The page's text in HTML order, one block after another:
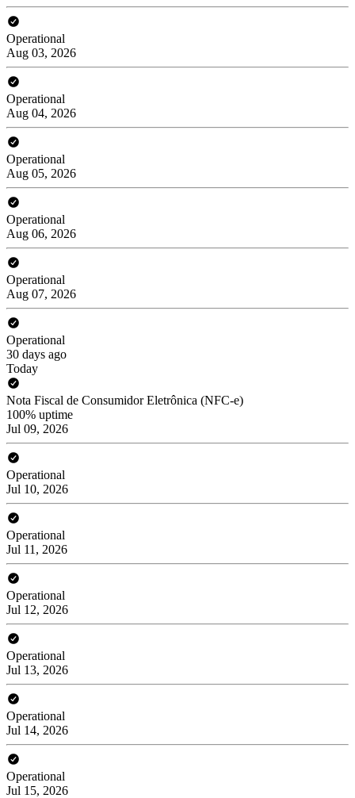
Operational
Aug 03, 2026
Operational
Aug 04, 2026
Operational
Aug 05, 2026
Operational
Aug 06, 2026
Operational
Aug 07, 2026
Operational
30 days ago
Today
Nota Fiscal de Consumidor Eletrônica (NFC-e)
100% uptime
Jul 09, 2026
Operational
Jul 10, 2026
Operational
Jul 11, 2026
Operational
Jul 12, 2026
Operational
Jul 13, 2026
Operational
Jul 14, 2026
Operational
Jul 15, 2026